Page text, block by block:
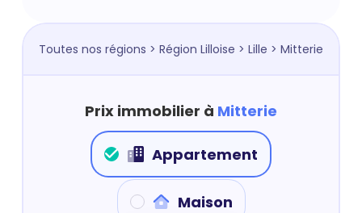
Toutes nos régions > Région Lilloise > Lille > Mitterie
Prix immobilier à Mitterie
Appartement
Maison